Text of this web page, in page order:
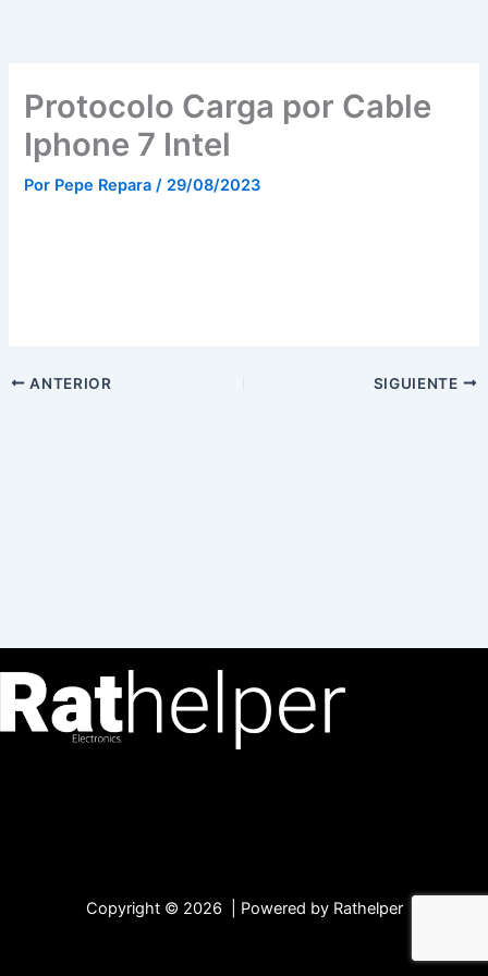
Protocolo Carga por Cable
Iphone 7 Intel
Por Pepe Repara/ 29/08/2023
ANTERIOR SIGUIENTE
Copyright © 2026 | Powered by Rathelper